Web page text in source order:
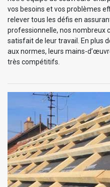
vos besoins et vos problèmes
relever tous les défis en
professionnelle, nos nombreux
satisfait de leur travail. En plus
aux normes, leurs mains-
très compétitifs.